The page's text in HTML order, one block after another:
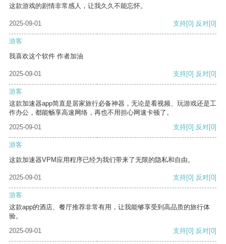
这款游戏的剧情非常感人，让我久久不能忘怀。
2025-09-01 支持[0] 反对[0]
游客
我喜欢这个软件 作者加油
2025-09-01 支持[0] 反对[0]
游客
这款加速器app简直是居家旅行必备神器，无论是看视频、玩游戏还是工
作办公，都能畅享高速网络，再也不用担心网速卡顿了。
2025-09-01
支持[0] 反对[0]
游客
这款加速器VPM应用程序已经为我们带来了无限的隐私和自由。
2025-09-01 支持[0] 反对[0]
游客
这款app的酒店、餐厅推荐非常有用，让我能够享受到高品质的旅行体
验。
2025-09-01
支持[0] 反对[0]